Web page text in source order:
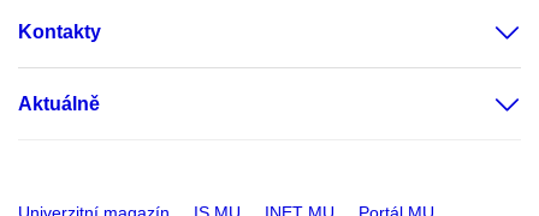
Kontakty
Aktuálně